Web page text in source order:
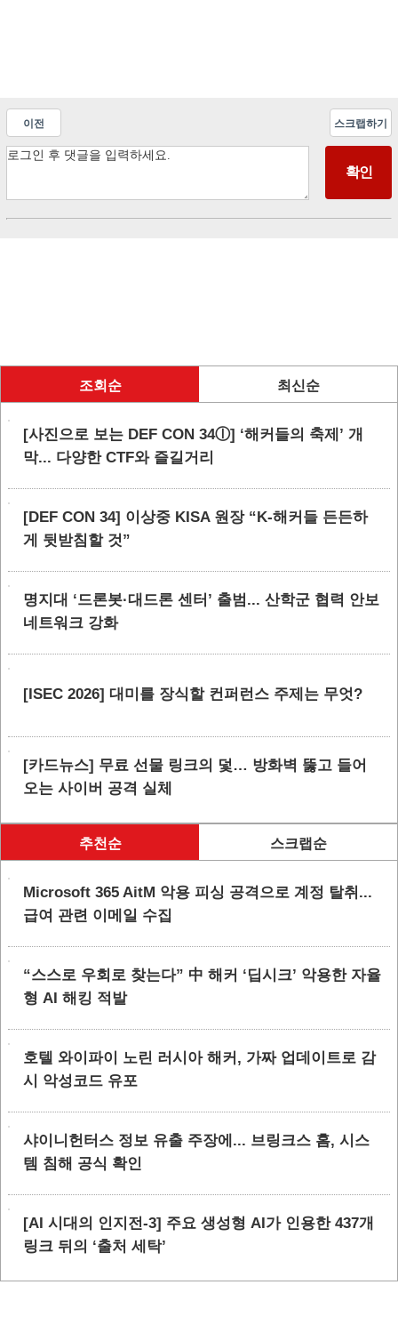
이전 스크랩하기
조회순 최신순
[사진으로 보는 DEF CON 34ⓛ] ‘해커들의 축제’ 개
막... 다양한 CTF와 즐길거리
[DEF CON 34] 이상중 KISA 원장 “K-해커들 든든하
게 뒷받침할 것”
명지대 ‘드론봇·대드론 센터’ 출범... 산학군 협력 안보
네트워크 강화
[ISEC 2026] 대미를 장식할 컨퍼런스 주제는 무엇?
[카드뉴스] 무료 선물 링크의 덫… 방화벽 뚫고 들어
오는 사이버 공격 실체
추천순 스크랩순
Microsoft 365 AitM 악용 피싱 공격으로 계정 탈취...
급여 관련 이메일 수집
“스스로 우회로 찾는다” 中 해커 ‘딥시크’ 악용한 자율
형 AI 해킹 적발
호텔 와이파이 노린 러시아 해커, 가짜 업데이트로 감
시 악성코드 유포
샤이니헌터스 정보 유출 주장에... 브링크스 홈, 시스
템 침해 공식 확인
[AI 시대의 인지전-3] 주요 생성형 AI가 인용한 437개
링크 뒤의 ‘출처 세탁’